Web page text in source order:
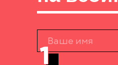
Читайте также